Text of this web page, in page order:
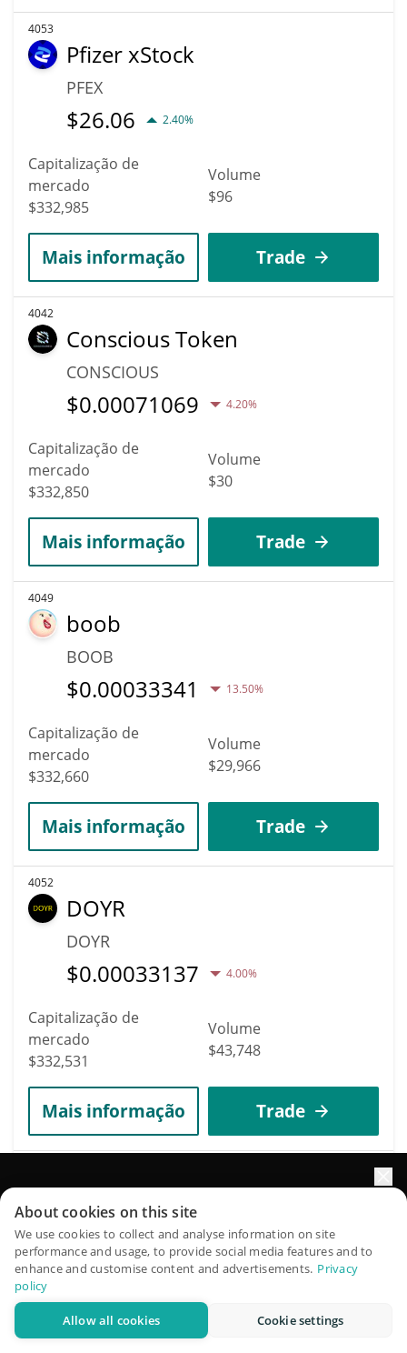
4053
Pfizer xStock
PFEX
$26.06 2.40%
Capitalização de
mercado
$332,985
Volume
$96
Mais informação Trade
4042
Conscious Token
CONSCIOUS
$0.00071069 4.20%
Capitalização de
mercado
$332,850
Volume
$30
Mais informação Trade
4049
boob
BOOB
$0.00033341 13.50%
Capitalização de
mercado
$332,660
Volume
$29,966
Mais informação Trade
4052
DOYR
DOYR
$0.00033137 4.00%
Capitalização de
mercado
$332,531
Volume
$43,748
Mais informação Trade
Mode
MODE
$0.00004293 6.60%
Capitalização de
mercado
Volume
QuantPilot é uma plataforma completa de estratégias onde
agentes autônomos criam, fazem backtest e otimizam suas
estratégias e conduzem pesquisas de mercado
Experimente grátis
About cookies on this site
We use cookies to collect and analyse information on site
performance and usage, to provide social media features and to
enhance and customise content and advertisements. Privacy
policy
Allow all cookies Cookie settings